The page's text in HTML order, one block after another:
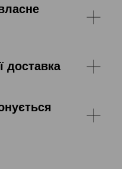
доставка